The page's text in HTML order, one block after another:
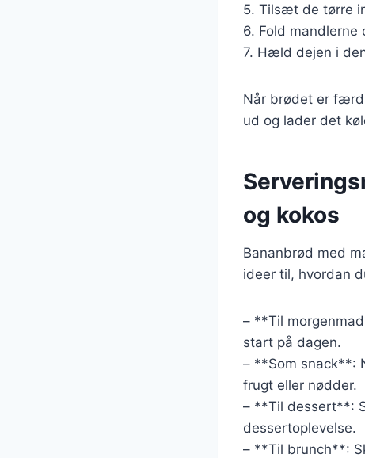
5. Tilsæt de tørre
6. Fold mandlerne
7. Hæld dejen i
Når brødet er
ud og lader det
og kokos
Bananbrød med
ideer til, hvordan
– **Til
start på dagen.
– **Som snack**:
frugt eller nødder.
– **Til dessert**:
dessertoplevelse.
– **Til brunch**: